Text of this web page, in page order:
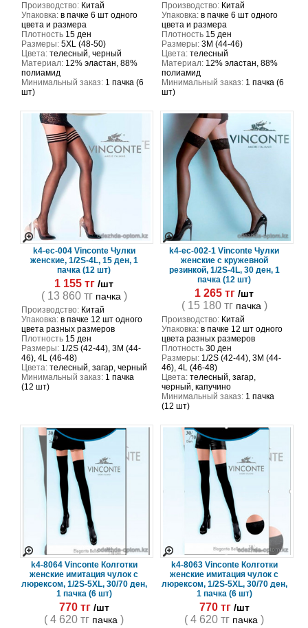
Производство:Китай
Упаковка:в пачке 6 шт одного
цвета и размера
Плотность15 ден
Размеры:5XL (48-50)
Цвета:телесный, черный
Материал:12% эластан, 88%
полиамид
Минимальный заказ:1 пачка (6
шт)
Производство:Китай
Упаковка:в пачке 6 шт одного
цвета и размера
Плотность15 ден
Размеры:3M (44-46)
Цвета:телесный
Материал:12% эластан, 88%
полиамид
Минимальный заказ:1 пачка (6
шт)
k4-ec-004 Vinconte Чулки
женские, 1/2S-4L, 15 ден, 1
пачка (12 шт)
1 155 тг /шт
( 13 860 тг пачка )
Производство:Китай
Упаковка:в пачке 12 шт одного
цвета разных размеров
Плотность15 ден
Размеры:1/2S (42-44), 3M (44-
46), 4L (46-48)
Цвета:телесный, загар, черный
Минимальный заказ:1 пачка
(12 шт)
k4-ec-002-1 Vinconte Чулки
женские с кружевной
резинкой, 1/2S-4L, 30 ден, 1
пачка (12 шт)
1 265 тг /шт
( 15 180 тг пачка )
Производство:Китай
Упаковка:в пачке 12 шт одного
цвета разных размеров
Плотность30 ден
Размеры:1/2S (42-44), 3M (44-
46), 4L (46-48)
Цвета:телесный, загар,
черный, капучино
Минимальный заказ:1 пачка
(12 шт)
k4-8064 Vinconte Колготки
женские имитация чулок c
люрексом, 1/2S-5XL, 30/70 ден,
1 пачка (6 шт)
770 тг /шт
( 4 620 тг пачка )
k4-8063 Vinconte Колготки
женские имитация чулок c
люрексом, 1/2S-5XL, 30/70 ден,
1 пачка (6 шт)
770 тг /шт
( 4 620 тг пачка )